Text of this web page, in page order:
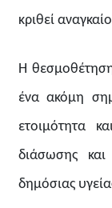
κριθεί
Η
ένα ακόμη
ετοιμότητα
διάσωσης
δημόσιας